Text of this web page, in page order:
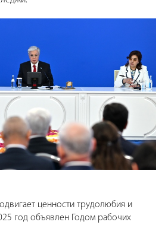
ценности трудолюбия и
год объявлен Годом рабочих